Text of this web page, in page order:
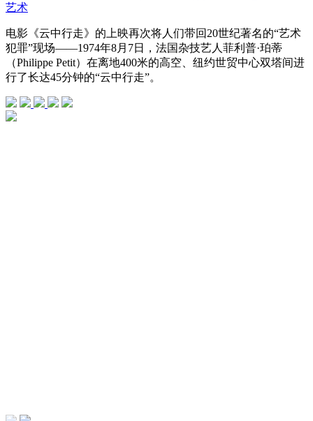
艺术
电影《云中行走》的上映再次将人们带回20世纪著名的“艺术
犯罪”现场——1974年8月7日，法国杂技艺人菲利普·珀蒂
（Philippe Petit）在离地400米的高空、纽约世贸中心双塔间进
行了长达45分钟的“云中行走”。